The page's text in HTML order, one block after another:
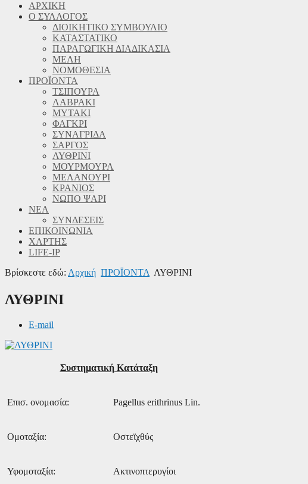
ΑΡΧΙΚΗ
Ο ΣΥΛΛΟΓΟΣ
ΔΙΟΙΚΗΤΙΚΟ ΣΥΜΒΟΥΛΙΟ
ΚΑΤΑΣΤΑΤΙΚΟ
ΠΑΡΑΓΩΓΙΚΗ ΔΙΑΔΙΚΑΣΙΑ
ΜΕΛΗ
ΝΟΜΟΘΕΣΙΑ
ΠΡΟΪΟΝΤΑ
ΤΣΙΠΟΥΡΑ
ΛΑΒΡΑΚΙ
ΜΥΤΑΚΙ
ΦΑΓΚΡΙ
ΣΥΝΑΓΡΙΔΑ
ΣΑΡΓΟΣ
ΛΥΘΡΙΝΙ
ΜΟΥΡΜΟΥΡΑ
ΜΕΛΑΝΟΥΡΙ
ΚΡΑΝΙΟΣ
ΝΩΠΟ ΨΑΡΙ
ΝΕΑ
ΣΥΝΔΕΣΕΙΣ
ΕΠΙΚΟΙΝΩΝΙΑ
ΧΑΡΤΗΣ
LIFE-IP
Βρίσκεστε εδώ: Αρχική ΠΡΟΪΟΝΤΑ ΛΥΘΡΙΝΙ
ΛΥΘΡΙΝΙ
E-mail
Συστηματική Κατάταξη
Επισ. ονομασία: Pagellus erithrinus Lin.
Ομοταξία: Οστεϊχθύς
Υφομοταξία: Ακτινοπτερυγίοι